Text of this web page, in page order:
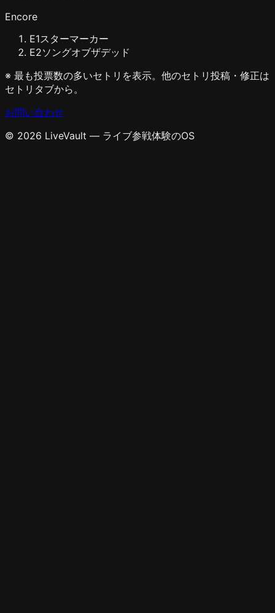
Encore
E1スターマーカー
E2ソングオブザデッド
※ 最も投票数の多いセトリを表示。他のセトリ投稿・修正は
セトリタブから。
お問い合わせ
© 2026 LiveVault — ライブ参戦体験のOS